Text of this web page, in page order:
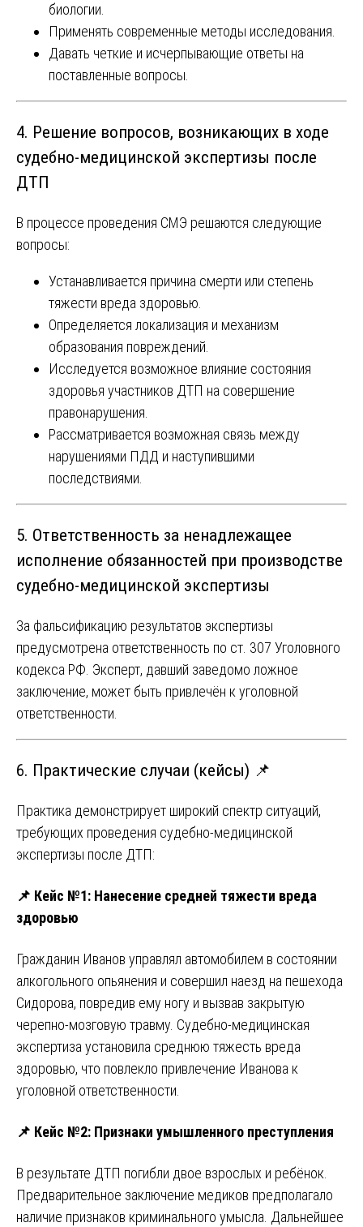
биологии.
Применять современные методы исследования.
Давать четкие и исчерпывающие ответы на
поставленные вопросы.
4. Решение вопросов, возникающих в ходе
судебно-медицинской экспертизы после
ДТП
В процессе проведения СМЭ решаются следующие
вопросы:
Устанавливается причина смерти или степень
тяжести вреда здоровью.
Определяется локализация и механизм
образования повреждений.
Исследуется возможное влияние состояния
здоровья участников ДТП на совершение
правонарушения.
Рассматривается возможная связь между
нарушениями ПДД и наступившими
последствиями.
5. Ответственность за ненадлежащее
исполнение обязанностей при производстве
судебно-медицинской экспертизы
За фальсификацию результатов экспертизы
предусмотрена ответственность по ст. 307 Уголовного
кодекса РФ. Эксперт, давший заведомо ложное
заключение, может быть привлечён к уголовной
ответственности.
6. Практические случаи (кейсы) 📌
Практика демонстрирует широкий спектр ситуаций,
требующих проведения судебно-медицинской
экспертизы после ДТП:
📌 Кейс №1: Нанесение средней тяжести вреда
здоровью
Гражданин Иванов управлял автомобилем в состоянии
алкогольного опьянения и совершил наезд на пешехода
Сидорова, повредив ему ногу и вызвав закрытую
черепно-мозговую травму. Судебно-медицинская
экспертиза установила среднюю тяжесть вреда
здоровью, что повлекло привлечение Иванова к
уголовной ответственности.
📌 Кейс №2: Признаки умышленного преступления
В результате ДТП погибли двое взрослых и ребёнок.
Предварительное заключение медиков предполагало
наличие признаков криминального умысла. Дальнейшее